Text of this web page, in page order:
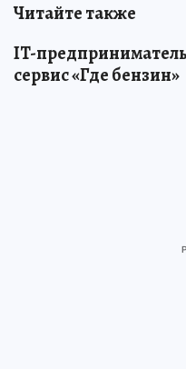
Читайте также
IT-предприниматель
сервис «Где бензин»